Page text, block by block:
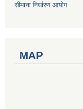
सीमाना निर्धारण आयोग
MAP